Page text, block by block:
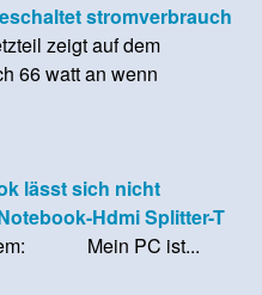
stromverbrauch
zeigt auf dem
66 watt an wenn
lässt sich nicht
Hdmi Splitter-T
Mein PC ist...